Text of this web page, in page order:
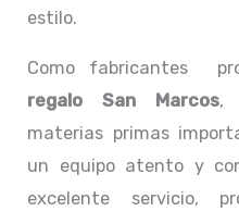
estilo.
Como fabricantes
regalo San Marcos,
materias primas
un equipo atento y
excelente servicio,